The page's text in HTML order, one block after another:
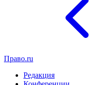
Право.ru
Редакция